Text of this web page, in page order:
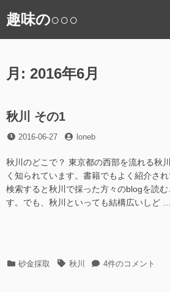
ン
ッ
趣味の○○○
月: 2016年6月
秋川 その1
投
日
2016-06-27
投
者
loneb
秋川のどこで？ 東京都の西部を流れる秋
く知られています。書籍でもよく紹介さ
検索すると秋川で採った方々のblogを読
す。でも、秋川といっても結構広いしど …
カ 砂金採取
タ 秋川
秋
4件のコメント